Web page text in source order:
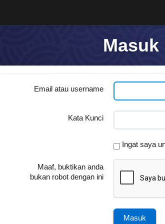
Masuk
Email atau username
Kata Kunci
Ingat saya
Maaf, buktikan anda
bukan robot dengan ini